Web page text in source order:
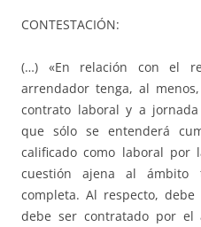
CONTESTACIÓN:
(…) «En relación con el
arrendador tenga, al
contrato laboral y a
que sólo se entenderá
calificado como laboral por
cuestión ajena al
completa. Al respecto,
debe ser contratado por el